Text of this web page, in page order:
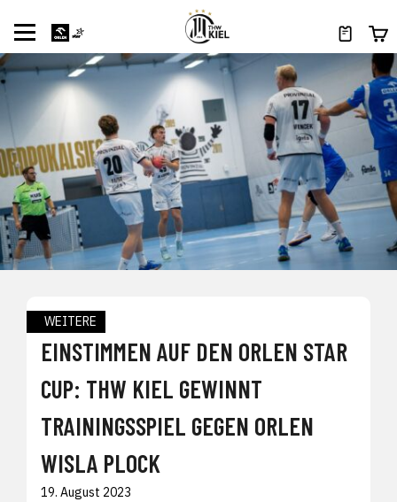
WEITERE
EINSTIMMEN AUF DEN ORLEN STAR
CUP: THW KIEL GEWINNT
TRAININGSSPIEL GEGEN ORLEN
WISLA PLOCK
19. August 2023